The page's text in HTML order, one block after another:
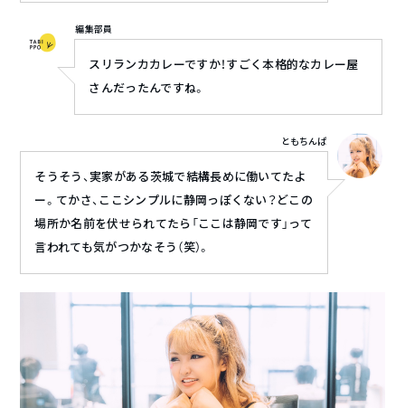
編集部員
スリランカカレーですか！すごく本格的なカレー屋
さんだったんですね。
そうそう、実家がある茨城で結構長めに働いてたよ
ー。てかさ、ここシンプルに静岡っぽくない？どこの
場所か名前を伏せられてたら「ここは静岡です」って
言われても気がつかなそう（笑）。
ともちんぱ